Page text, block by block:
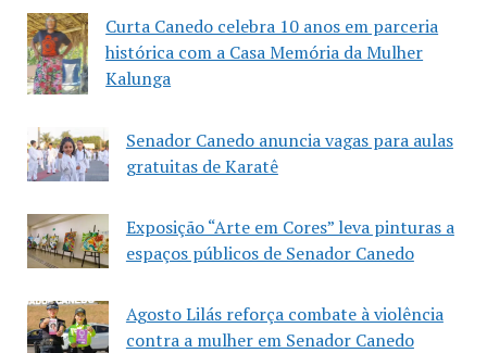
Curta Canedo celebra 10 anos em parceria
histórica com a Casa Memória da Mulher
Kalunga
Senador Canedo anuncia vagas para aulas
gratuitas de Karatê
Exposição “Arte em Cores” leva pinturas a
espaços públicos de Senador Canedo
Agosto Lilás reforça combate à violência
contra a mulher em Senador Canedo